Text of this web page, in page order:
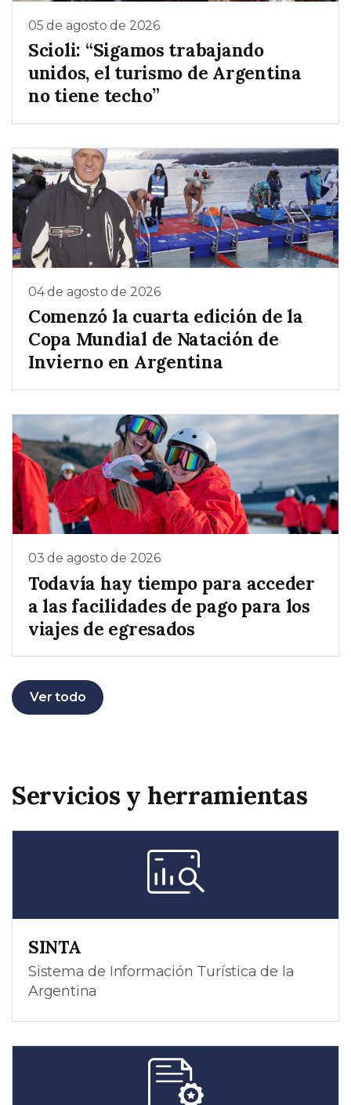
05 de agosto de 2026
Scioli: “Sigamos trabajando
unidos, el turismo de Argentina
no tiene techo”
04 de agosto de 2026
Comenzó la cuarta edición de la
Copa Mundial de Natación de
Invierno en Argentina
03 de agosto de 2026
Todavía hay tiempo para acceder
a las facilidades de pago para los
viajes de egresados
Ver todo
Servicios y herramientas
SINTA
Sistema de Información Turística de la
Argentina